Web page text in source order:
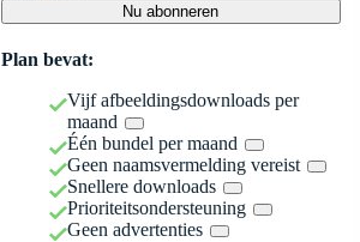
Nu abonneren
Plan bevat:
Vijf afbeeldingsdownloads per
maand
Één bundel per maand
Geen naamsvermelding vereist
Snellere downloads
Prioriteitsondersteuning
Geen advertenties